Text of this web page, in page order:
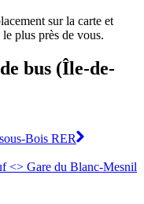
sur la carte et
plus près de vous.
bus (Île-de-
Bois RER
<> Gare du Blanc-Mesnil